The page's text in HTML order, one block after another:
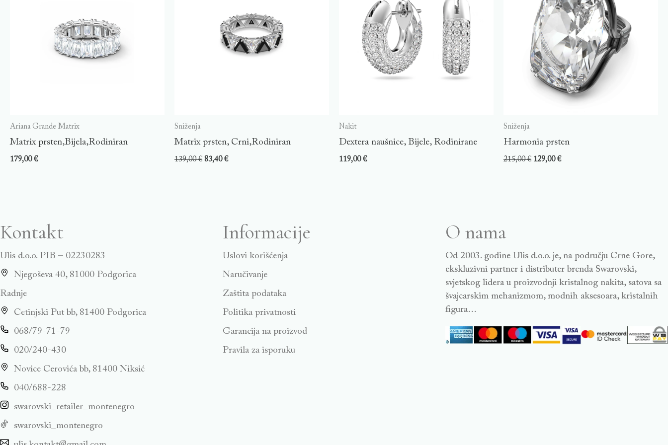
Ariana Grande Matrix
Matrix prsten,Bijela,Rodiniran
179,00€
Sniženja
Matrix prsten, Crni,Rodiniran
139,00€ 83,40€
Nakit
Dextera naušnice, Bijele, Rodinirane
119,00€
Sniženja
Harmonia prsten
215,00€ 129,00€
Kontakt
Ulis d.o.o. PIB – 02230283
Njegoševa 40, 81000 Podgorica
Radnje
Cetinjski Put bb, 81400 Podgorica
068/79-71-79
020/240-430
Novice Cerovića bb, 81400 Niksić
040/688-228
swarovski_retailer_montenegro
swarovski_montenegro
Informacije
Uslovi korišćenja
Naručivanje
Zaštita podataka
Politika privatnosti
Garancija na proizvod
Pravila za isporuku
O nama
Od 2003. godine Ulis d.o.o. je, na području Crne Gore,
ekskluzivni partner i distributer brenda Swarovski,
svjetskog lidera u proizvodnji kristalnog nakita, satova sa
švajcarskim mehanizmom, modnih aksesoara, kristalnih
figura…